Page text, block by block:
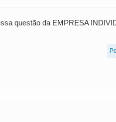
questão da EMPRESA